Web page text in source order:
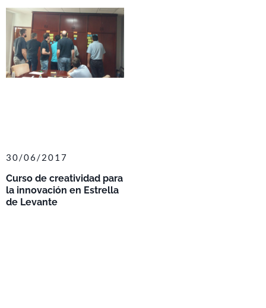
Curso de creatividad para
la innovación en Estrella
de Levante
30/06/2017